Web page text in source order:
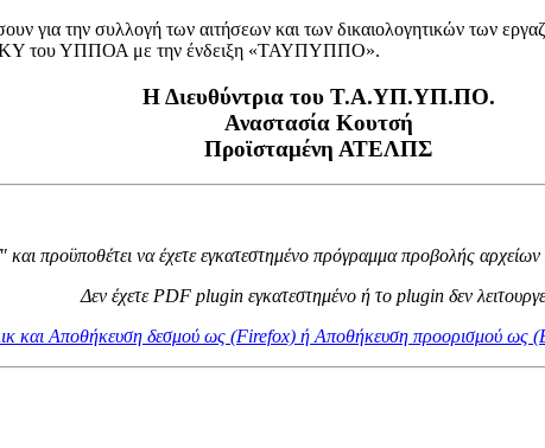
την συλλογή των αιτήσεων και των δικαιολογητικών των
ΚΥ του ΥΠΠΟΑ με την ένδειξη «ΤΑΥΠΥΠΠΟ».
Η Διευθύντρια του Τ.Α.ΥΠ.ΥΠ.ΠΟ.
Αναστασία Κουτσή
Προϊσταμένη ΑΤΕΛΠΣ
προϋποθέτει να έχετε εγκατεστημένο πρόγραμμα προβολής
Δεν έχετε PDF plugin εγκατεστημένο ή το plugin δεν
και Αποθήκευση δεσμού ως (Firefox) ή Αποθήκευση προορισμού ως